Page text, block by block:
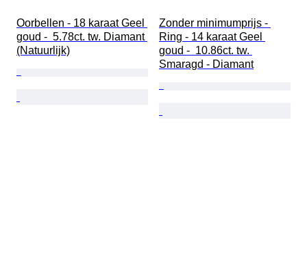
Oorbellen - 18 karaat Geel
goud -  5.78ct. tw. Diamant
(Natuurlijk)
Zonder minimumprijs -
Ring - 14 karaat Geel
goud -  10.86ct. tw.
Smaragd - Diamant